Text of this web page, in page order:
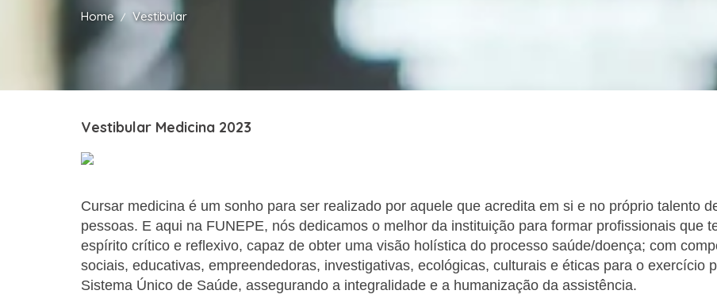
Home Vestibular
Vestibular Medicina 2023
Cursar medicina é um sonho para ser realizado por aquele que acredita em si e no próprio talento
pessoas. E aqui na FUNEPE, nós dedicamos o melhor da instituição para formar profissionais que
espírito crítico e reflexivo, capaz de obter uma visão holística do processo saúde/doença; com
sociais, educativas, empreendedoras, investigativas, ecológicas, culturais e éticas para o exercício
Sistema Único de Saúde, assegurando a integralidade e a humanização da assistência.